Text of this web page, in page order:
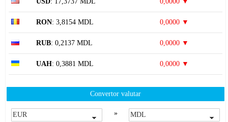
RON: 3,8154 MDL 0,0000 ▼
RUB: 0,2137 MDL 0,0000 ▼
UAH: 0,3881 MDL 0,0000 ▼
Convertor valutar
»